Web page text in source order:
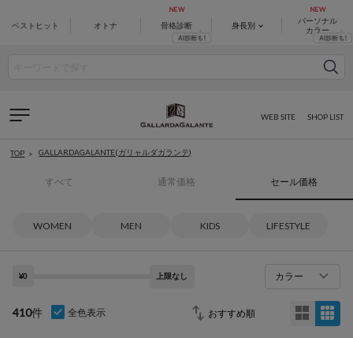
ベストヒット オトナ 骨格診断 身長別
パーソナル
カラー
SHOP LIST
WEB SITE
TOP GALLARDAGALANTE(ガリャルダガランテ)
すべて 通常価格 セール価格
WOMEN MEN KIDS LIFESTYLE
¥0 上限なし カラー
410件 全色表示